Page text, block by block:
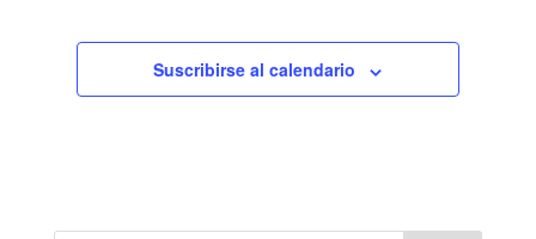
Suscribirse al calendario